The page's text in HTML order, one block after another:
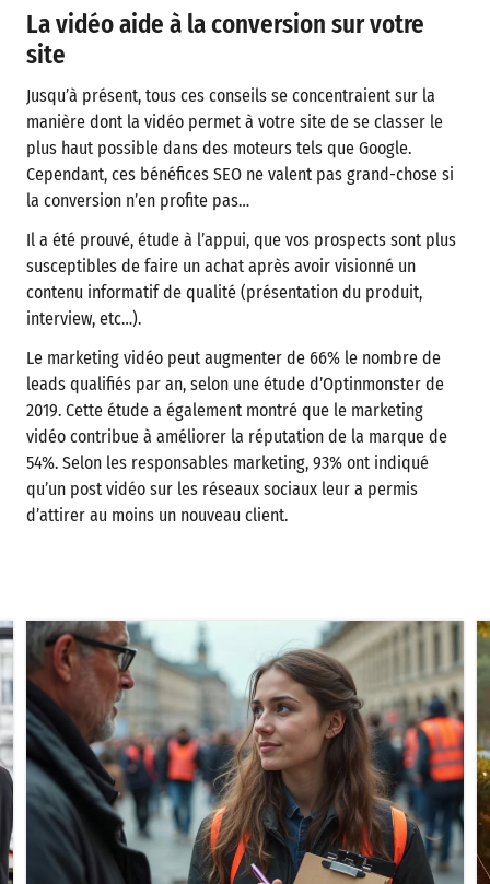
La vidéo aide à la conversion sur votre
site
Jusqu’à présent, tous ces conseils se concentraient sur la
manière dont la vidéo permet à votre site de se classer le
plus haut possible dans des moteurs tels que Google.
Cependant, ces bénéfices SEO ne valent pas grand-chose si
la conversion n’en profite pas…
Il a été prouvé, étude à l’appui, que vos prospects sont plus
susceptibles de faire un achat après avoir visionné un
contenu informatif de qualité (présentation du produit,
interview, etc…).
Le marketing vidéo peut augmenter de 66% le nombre de
leads qualifiés par an, selon une étude d’Optinmonster de
2019. Cette étude a également montré que le marketing
vidéo contribue à améliorer la réputation de la marque de
54%. Selon les responsables marketing, 93% ont indiqué
qu’un post vidéo sur les réseaux sociaux leur a permis
d’attirer au moins un nouveau client.